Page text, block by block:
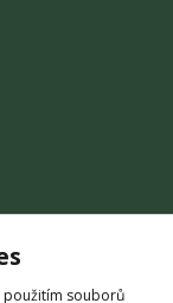
použitím souborů